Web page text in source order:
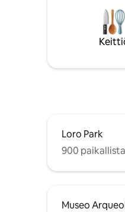
pääsy terassille ja
aurinkoterassille.
ihanteellinen
yksityisyytensä ja
Loro Park
900
Museo